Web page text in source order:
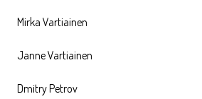
Mirka Vartiainen
Janne Vartiainen
Dmitry Petrov